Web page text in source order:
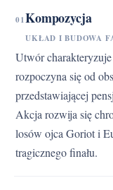
01Kompozycja
UKŁAD I BUDOWA
Utwór charakteryzuje się linearną kompozycją fabuły, która
rozpoczyna się od
przedstawiającej
Akcja rozwija się
losów ojca Goriot i
tragicznego finału.